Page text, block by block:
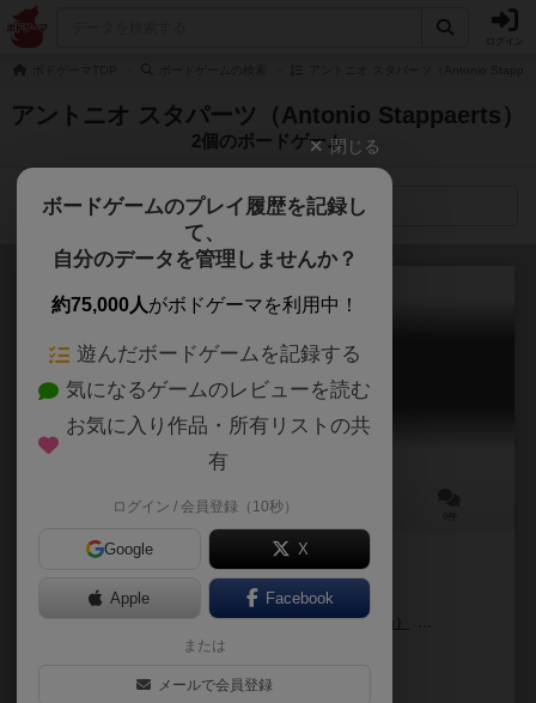
アントニオ スタパーツ（Antonio Stappaerts）
2個のボードゲーム
検索メニュー
スカーフェイス 1920
Scarface 1920
90～150分
作品説明文の編集者を募集中
トニ・セラデサンフェルム（Toni Serradesanferm）
アントニオ・スタパーツ（Antonio Stappaerts）
レゼンゲームズ（Redzen Games）
閉じる
ボードゲームのプレイ履歴を記録し
て、
自分のデータを管理しませんか？
約75,000人がボドゲーマを利用中！
遊んだボードゲームを記録する
気になるゲームのレビューを読む
お気に入り作品・所有リストの共
有
ログイン / 会員登録（10秒）
Google X
Apple Facebook
または
メールで会員登録